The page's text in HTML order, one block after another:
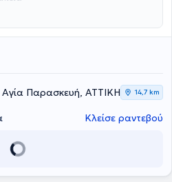
Παρασκευή, ΑΤΤΙΚΗ 14,7 km
Κλείσε ραντεβού